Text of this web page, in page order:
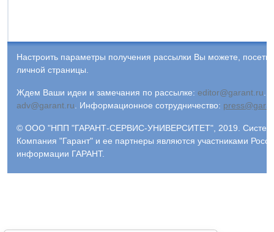
Настроить параметры получения рассылки Вы можете,
личной страницы.
Ждем Ваши идеи и замечания по рассылке: editor@garant.ru
adv@garant.ru
Информационное сотрудничество:
© ООО "НПП "ГАРАНТ-СЕРВИС-УНИВЕРСИТЕТ", 2019. Система
Компания "Гарант" и ее партнеры являются участниками
информации ГАРАНТ.